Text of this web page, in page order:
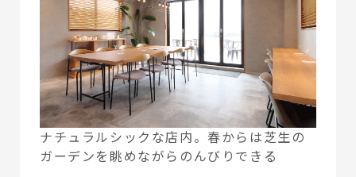
ナチュラルシックな店内。春からは芝生の
ガーデンを眺めながらのんびりできる